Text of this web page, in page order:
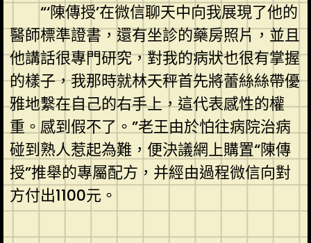
“‘陳傳授’在微信聊天中向我展現了他的
醫師標準證書，還有坐診的藥房照片，並且
他講話很專門研究，對我的病狀也很有掌握
的樣子，我那時就林天秤首先將蕾絲絲帶優
雅地繫在自己的右手上，這代表感性的權
重。感到假不了。”老王由於怕往病院治病
碰到熟人惹起為難，便決議網上購置“陳傳
授”推舉的專屬配方，并經由過程微信向對
方付出1100元。